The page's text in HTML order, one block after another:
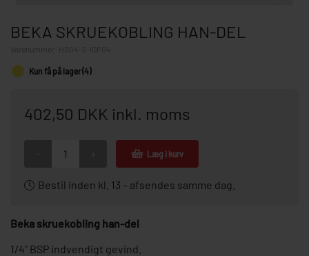
BEKA SKRUEKOBLING HAN-DEL
Kun få på lager (4)
402,50 DKK inkl. moms
Læg i kurv
Bestil inden kl. 13 – afsendes samme dag.
Beka skruekobling han-del
1/4" BSP indvendigt gevind.